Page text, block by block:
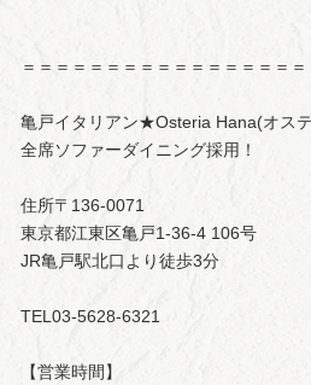
＝＝＝＝＝＝＝＝＝＝＝＝＝＝＝＝＝
亀戸イタリアン★Osteria Hana(オス
全席ソファーダイニング採用！
住所〒136-0071
東京都江東区亀戸1-36-4 106号
JR亀戸駅北口より徒歩3分
TEL03-5628-6321
【営業時間】